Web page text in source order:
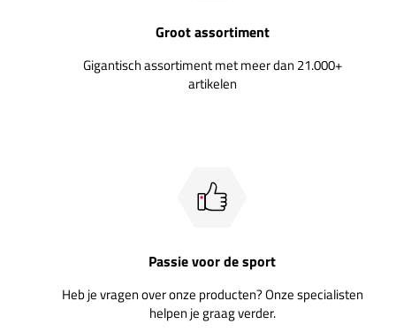
Groot assortiment
Gigantisch assortiment met meer dan 21.000+
artikelen
Passie voor de sport
Heb je vragen over onze producten? Onze specialisten
helpen je graag verder.